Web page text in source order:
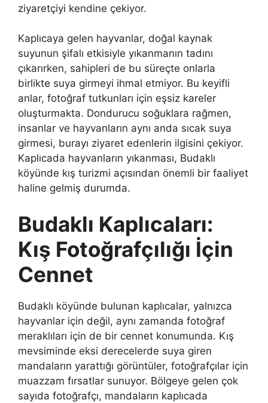
ziyaretçiyi kendine çekiyor.
Kaplıcaya gelen hayvanlar, doğal kaynak
suyunun şifalı etkisiyle yıkanmanın tadını
çıkarırken, sahipleri de bu süreçte onlarla
birlikte suya girmeyi ihmal etmiyor. Bu keyifli
anlar, fotoğraf tutkunları için eşsiz kareler
oluşturmakta. Dondurucu soğuklara rağmen,
insanlar ve hayvanların aynı anda sıcak suya
girmesi, burayı ziyaret edenlerin ilgisini çekiyor.
Kaplıcada hayvanların yıkanması, Budaklı
köyünde kış turizmi açısından önemli bir faaliyet
haline gelmiş durumda.
Budaklı Kaplıcaları:
Kış Fotoğrafçılığı İçin
Cennet
Budaklı köyünde bulunan kaplıcalar, yalnızca
hayvanlar için değil, aynı zamanda fotoğraf
meraklıları için de bir cennet konumunda. Kış
mevsiminde eksi derecelerde suya giren
mandaların yarattığı görüntüler, fotoğrafçılar için
muazzam fırsatlar sunuyor. Bölgeye gelen çok
sayıda fotoğrafçı, mandaların kaplıcada